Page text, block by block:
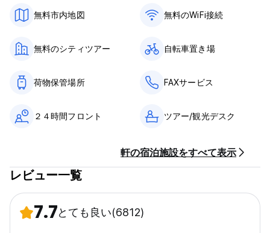
ーの大型スクリーンで楽しむ無料Wiiゲームがございます。また、
少額でご利用いただけるランドリー、レンタル用タオルセットも
当施設のバーとレストランはお手頃な料金となっており、18:00
ンヘンの最も有名な地ビール「Hofbrau」をサーバーからお出し
している唯一のホステルです。XXLハッピー アワーは毎日18:00
ル1リットルはわずか€4.60から、炭酸飲料は€1.30から、ピザ、
パスタ、パイ、スープ、その他がわずか€2.90からございます。
ーツ、喫煙エリアが揃っています。
だと思われるかもしれませんが、当施設はお客様が自慢せずには
エルンの観光スポットやアクティビティに詳しいスタッフがお客
様の質問にドイツ語、バイエルン語、英語、フランス語でお答え
いたします。
無料市内地図 無料のWiFi接続
無料のシティツアー 自転車置き場
荷物保管場所 FAXサービス
２４時間フロント ツアー/観光デスク
軒の宿泊施設をすべて表示
レビュー一覧
7.7とても良い(6812)